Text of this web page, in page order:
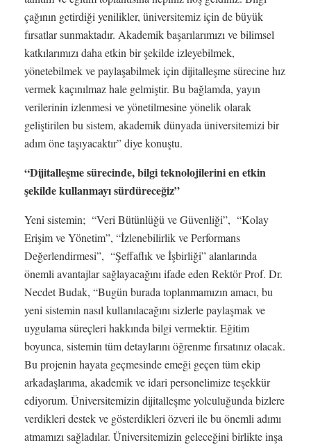
çağının getirdiği yenilikler, üniversitemiz için de büyük
fırsatlar sunmaktadır. Akademik başarılarımızı ve bilimsel
katkılarımızı daha etkin bir şekilde izleyebilmek,
yönetebilmek ve paylaşabilmek için dijitalleşme sürecine hız
vermek kaçınılmaz hale gelmiştir. Bu bağlamda, yayın
verilerinin izlenmesi ve yönetilmesine yönelik olarak
geliştirilen bu sistem, akademik dünyada üniversitemizi bir
adım öne taşıyacaktır” diye konuştu.
“Dijitalleşme sürecinde, bilgi teknolojilerini en etkin
şekilde kullanmayı sürdüreceğiz”
Yeni sistemin; “Veri Bütünlüğü ve Güvenliği”, “Kolay
Erişim ve Yönetim”, “İzlenebilirlik ve Performans
Değerlendirmesi”, “Şeffaflık ve İşbirliği” alanlarında
önemli avantajlar sağlayacağını ifade eden Rektör Prof. Dr.
Necdet Budak, “Bugün burada toplanmamızın amacı, bu
yeni sistemin nasıl kullanılacağını sizlerle paylaşmak ve
uygulama süreçleri hakkında bilgi vermektir. Eğitim
boyunca, sistemin tüm detaylarını öğrenme fırsatınız olacak.
Bu projenin hayata geçmesinde emeği geçen tüm ekip
arkadaşlarıma, akademik ve idari personelimize teşekkür
ediyorum. Üniversitemizin dijitalleşme yolculuğunda bizlere
verdikleri destek ve gösterdikleri özveri ile bu önemli adımı
atmamızı sağladılar. Üniversitemizin geleceğini birlikte inşa